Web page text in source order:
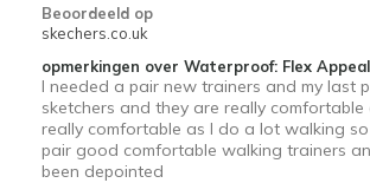
View On Shoes
Beoordeeld op
skechers.co.uk
opmerkingen over Waterproof: Flex
I needed a pair new trainers and my last
sketchers and they are really comfortable
really comfortable as I do a lot walking
pair good comfortable walking trainers
been depointed